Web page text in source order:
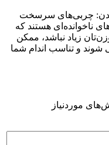
بدن: چربی‌های سرسخت
ناخوانده‌ای هستند که
زیاد نباشد، ممکن
شوند و تناسب اندام شما
موردنیاز